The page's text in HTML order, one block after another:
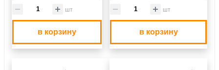
шт
в корзину
шт
в корзину